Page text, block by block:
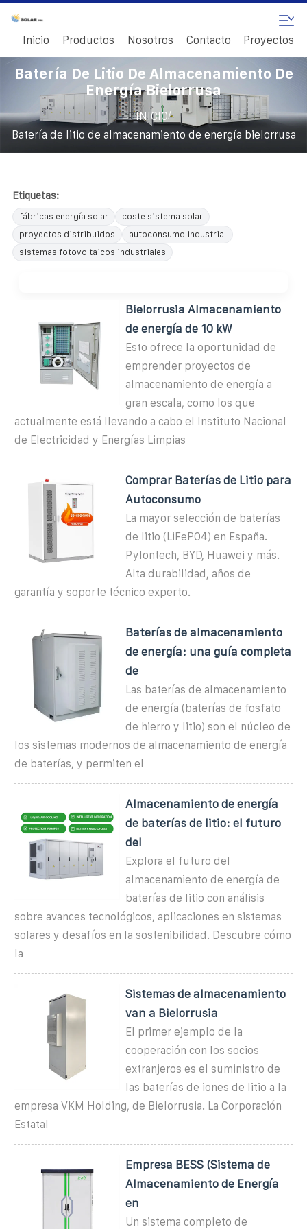
Inicio Productos Nosotros Contacto Proyectos
Batería De Litio De Almacenamiento De
Energía Bielorrusa
INICIO/
Batería de litio de almacenamiento de energía bielorrusa
Etiquetas:
fábricas energía solar
coste sistema solar
proyectos distribuidos
autoconsumo industrial
sistemas fotovoltaicos industriales
Bielorrusia Almacenamiento
de energía de 10 kW
Esto ofrece la oportunidad de
emprender proyectos de
almacenamiento de energía a
gran escala, como los que
actualmente está llevando a cabo el Instituto Nacional
de Electricidad y Energías Limpias
Comprar Baterías de Litio para
Autoconsumo
La mayor selección de baterías
de litio (LiFePO4) en España.
Pylontech, BYD, Huawei y más.
Alta durabilidad, años de
garantía y soporte técnico experto.
Baterías de almacenamiento
de energía: una guía completa
de
Las baterías de almacenamiento
de energía (baterías de fosfato
de hierro y litio) son el núcleo de
los sistemas modernos de almacenamiento de energía
de baterías, y permiten el
Almacenamiento de energía
de baterías de litio: el futuro
del
Explora el futuro del
almacenamiento de energía de
baterías de litio con análisis
sobre avances tecnológicos, aplicaciones en sistemas
solares y desafíos en la sostenibilidad. Descubre cómo
la
Sistemas de almacenamiento
van a Bielorrusia
El primer ejemplo de la
cooperación con los socios
extranjeros es el suministro de
las baterías de iones de litio a la
empresa VKM Holding, de Bielorrusia. La Corporación
Estatal
Empresa BESS (Sistema de
Almacenamiento de Energía
en
Un sistema completo de